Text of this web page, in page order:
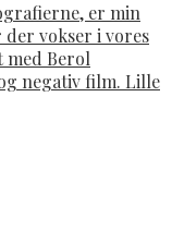
er min
vokser i vores
med Berol
negativ film. Lille